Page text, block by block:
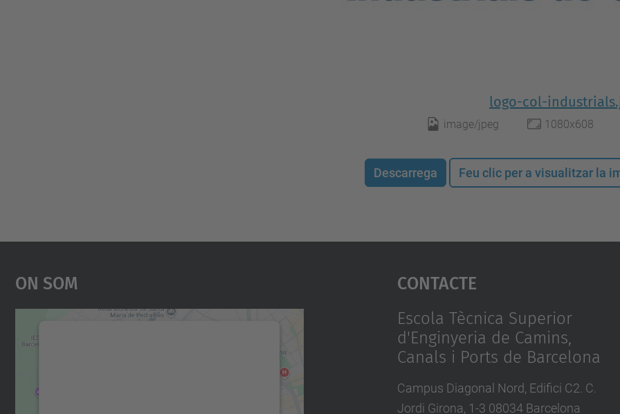
logo-col-
image/jpeg 1080x608
Descarrega Feu clic per a visualitzar la
On Som Contacte
Escola Tècnica Superior
d'Enginyeria de Camins,
Canals i Ports de Barcelona
Campus Diagonal Nord, Edifici C2. C.
Jordi Girona, 1-3 08034 Barcelona